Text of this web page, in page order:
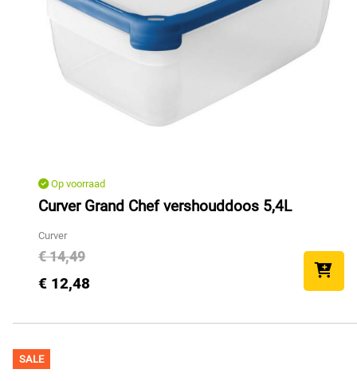
Op voorraad
Curver Grand Chef vershouddoos 5,4L
Curver
€ 14,49
€ 12,48
SALE